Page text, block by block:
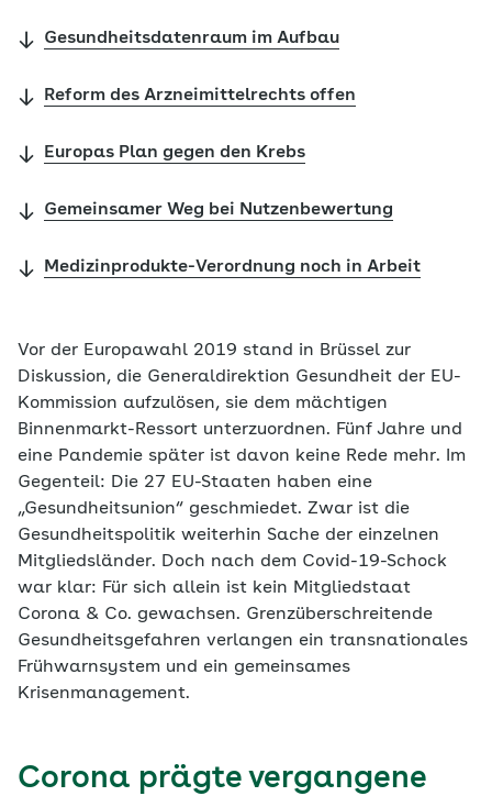
Gesundheitsdatenraum im Aufbau
Reform des Arzneimittelrechts offen
Europas Plan gegen den Krebs
Gemeinsamer Weg bei Nutzenbewertung
Medizinprodukte-Verordnung noch in Arbeit
Vor der Europawahl 2019 stand in Brüssel zur
Diskussion, die Generaldirektion Gesundheit der EU-
Kommission aufzulösen, sie dem mächtigen
Binnenmarkt-Ressort unterzuordnen. Fünf Jahre und
eine Pandemie später ist davon keine Rede mehr. Im
Gegenteil: Die 27 EU-Staaten haben eine
„Gesundheitsunion“ geschmiedet. Zwar ist die
Gesundheitspolitik weiterhin Sache der einzelnen
Mitgliedsländer. Doch nach dem Covid-19-Schock
war klar: Für sich allein ist kein Mitgliedstaat
Corona & Co. gewachsen. Grenzüberschreitende
Gesundheitsgefahren verlangen ein transnationales
Frühwarnsystem und ein gemeinsames
Krisenmanagement.
Corona prägte vergangene